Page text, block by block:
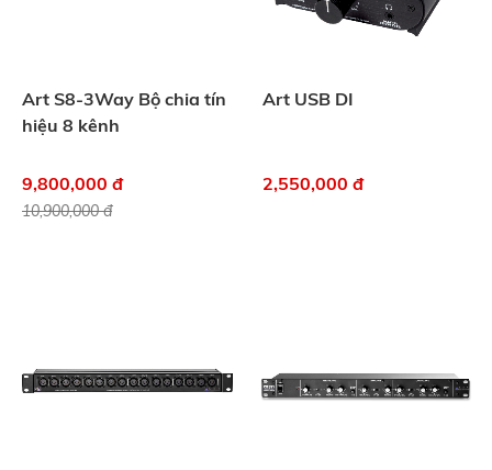
Art S8-3Way Bộ chia tín
hiệu 8 kênh
9,800,000 đ
10,900,000 đ
Art USB DI
2,550,000 đ